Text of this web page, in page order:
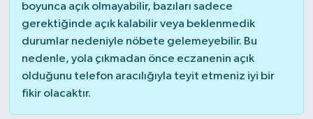
boyunca açık olmayabilir, bazıları sadece
gerektiğinde açık kalabilir veya beklenmedik
durumlar nedeniyle nöbete gelemeyebilir. Bu
nedenle, yola çıkmadan önce eczanenin açık
olduğunu telefon aracılığıyla teyit etmeniz iyi bir
fikir olacaktır.